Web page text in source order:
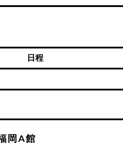
日程
岡A館